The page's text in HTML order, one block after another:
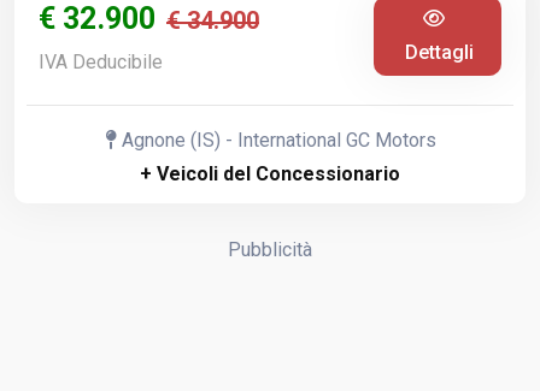
€ 32.900 € 34.900
IVA Deducibile Dettagli
Agnone (IS) - International GC Motors
+ Veicoli del Concessionario
Pubblicità